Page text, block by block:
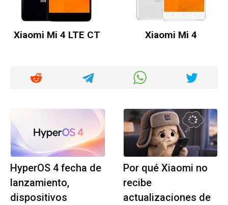
Xiaomi Mi 4 LTE CT Xiaomi Mi 4
HyperOS 4 fecha de
lanzamiento,
dispositivos
Por qué Xiaomi no
recibe
actualizaciones de